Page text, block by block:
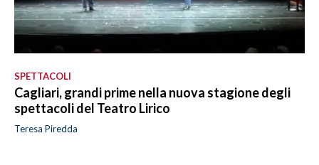
SPETTACOLI
Cagliari, grandi prime nella nuova stagione degli
spettacoli del Teatro Lirico
Teresa Piredda